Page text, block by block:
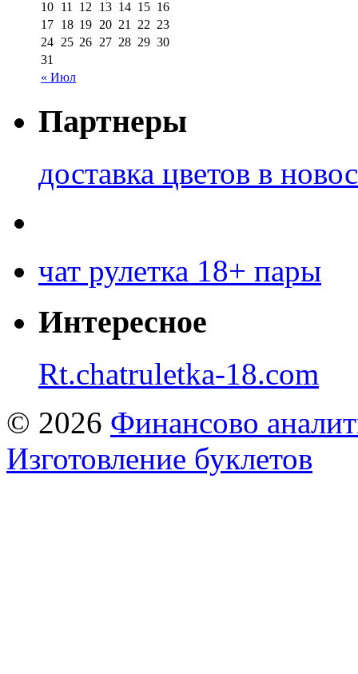
« Июл
10 11 12 13 14 15 16
17 18 19 20 21 22 23
24 25 26 27 28 29 30
31
Партнеры
доставка цветов в
чат рулетка 18+ пары
Интересное
Rt.chatruletka-18.com
© 2026 Финансово
Изготовление буклетов